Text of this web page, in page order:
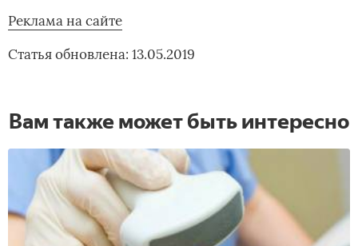
Реклама на сайте
Статья обновлена: 13.05.2019
Вам также может быть интересно